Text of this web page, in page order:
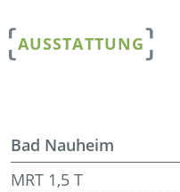
AUSSTATTUNG
Bad Nauheim
MRT 1,5 T